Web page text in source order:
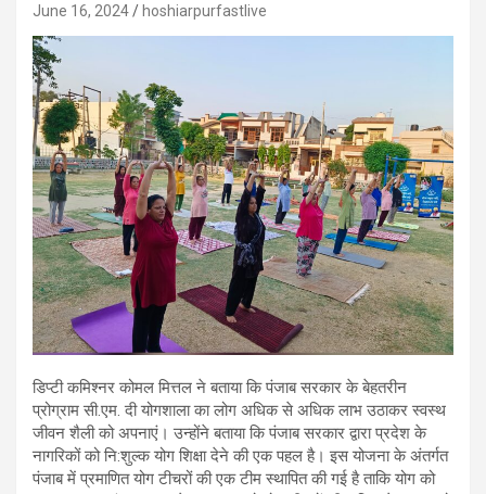
June 16, 2024 hoshiarpurfastlive
डिप्टी कमिश्नर कोमल मित्तल ने बताया कि पंजाब सरकार के बेहतरीन
प्रोग्राम सी.एम. दी योगशाला का लोग अधिक से अधिक लाभ उठाकर स्वस्थ
जीवन शैली को अपनाएं। उन्होंने बताया कि पंजाब सरकार द्वारा प्रदेश के
नागरिकों को नि:शुल्क योग शिक्षा देने की एक पहल है। इस योजना के अंतर्गत
पंजाब में प्रमाणित योग टीचरों की एक टीम स्थापित की गई है ताकि योग को